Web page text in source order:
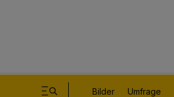
Bilder Umfrage